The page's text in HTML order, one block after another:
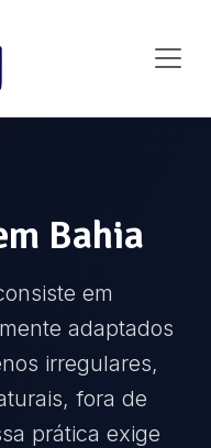
Bahia
em
adaptados
irregulares,
fora de
prática exige